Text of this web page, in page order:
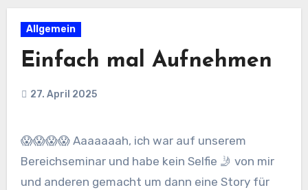
Allgemein
Einfach mal Aufnehmen
27. April 2025
😱😱😱😱 Aaaaaaah, ich war auf unserem
Bereichseminar und habe kein Selfie 🤳 von mir
und anderen gemacht um dann eine Story für